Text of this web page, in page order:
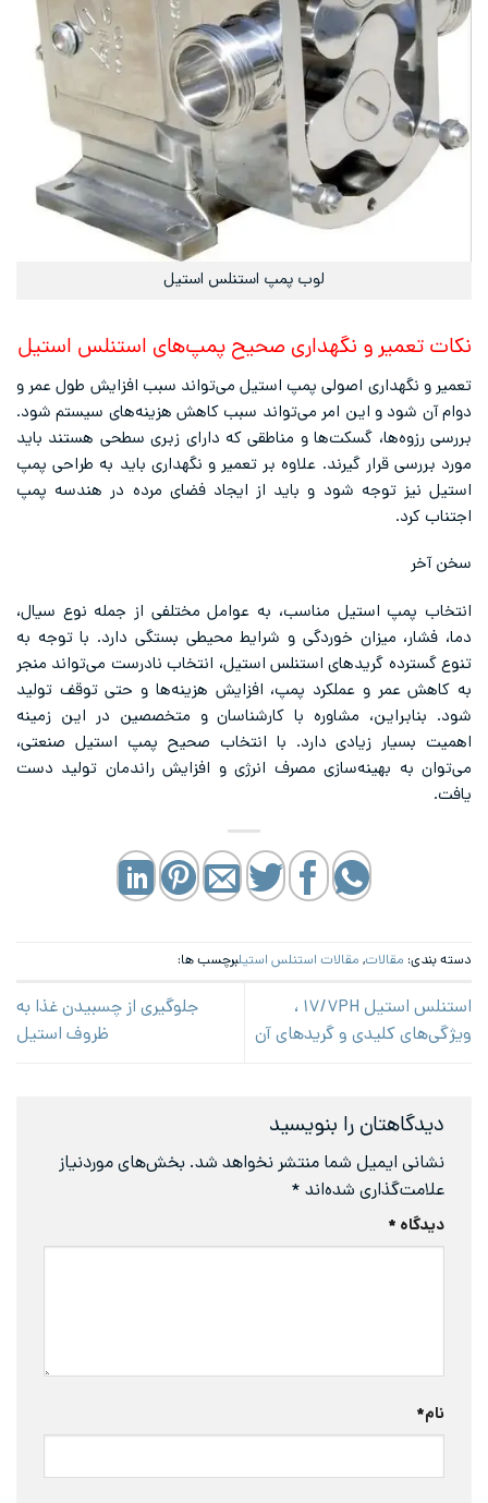
لوب پمپ استنلس استیل
نکات تعمیر و نگهداری صحیح پمپ‌های استنلس استیل
تعمیر و نگهداری اصولی پمپ استیل می‌تواند سبب افزایش طول عمر و
دوام آن شود و این امر می‌تواند سبب کاهش هزینه‌های سیستم شود.
بررسی رزوه‌ها، گسکت‌ها و مناطقی که دارای زبری سطحی هستند باید
مورد بررسی قرار گیرند. علاوه بر تعمیر و نگهداری باید به طراحی پمپ
استیل نیز توجه شود و باید از ایجاد فضای مرده در هندسه پمپ
اجتناب کرد.
سخن آخر
انتخاب پمپ استیل مناسب، به عوامل مختلفی از جمله نوع سیال،
دما، فشار، میزان خوردگی و شرایط محیطی بستگی دارد. با توجه به
تنوع گسترده گریدهای استنلس استیل، انتخاب نادرست می‌تواند منجر
به کاهش عمر و عملکرد پمپ، افزایش هزینه‌ها و حتی توقف تولید
شود. بنابراین، مشاوره با کارشناسان و متخصصین در این زمینه
اهمیت بسیار زیادی دارد. با انتخاب صحیح پمپ استیل صنعتی،
می‌توان به بهینه‌سازی مصرف انرژی و افزایش راندمان تولید دست
یافت.
دسته بندی: مقالات, مقالات استنلس استیلبرچسب ها:
استنلس استیل ۱۷/۷PH ،
ویژگی‌های کلیدی و گریدهای آن
جلوگیری از چسبیدن غذا به
ظروف استیل
دیدگاهتان را بنویسید
نشانی ایمیل شما منتشر نخواهد شد. بخش‌های موردنیاز
علامت‌گذاری شده‌اند *
دیدگاه *
نام*